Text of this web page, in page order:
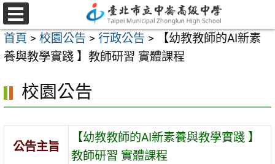
跳
至
主
要
容
選
單
首頁 > 校園公告 > 行政公告 >
【幼教教師的AI新素
養與教學實踐 】教師研習 實體課程
校園公告
公告主旨
【幼教教師的AI新素養與教學實踐 】
教師研習 實體課程